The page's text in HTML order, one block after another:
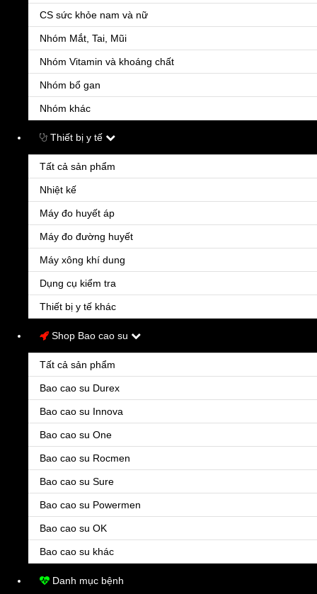
CS sức khỏe nam và nữ
Nhóm Mắt, Tai, Mũi
Nhóm Vitamin và khoáng chất
Nhóm bổ gan
Nhóm khác
Thiết bị y tế
Tất cả sản phẩm
Nhiệt kế
Máy đo huyết áp
Máy đo đường huyết
Máy xông khí dung
Dụng cụ kiểm tra
Thiết bị y tế khác
Shop Bao cao su
Tất cả sản phẩm
Bao cao su Durex
Bao cao su Innova
Bao cao su One
Bao cao su Rocmen
Bao cao su Sure
Bao cao su Powermen
Bao cao su OK
Bao cao su khác
Danh mục bệnh
Đặt hàng - Tư vấn
Nhập thông tin của bạn, Chúng tôi sẽ gọi lại ngay
Số lượng:
Họ tên*
Số điện thoại *
Tỉnh/Thành phố
Quận/Huyện
Địa chỉ chi tiết *
Chọn hình thức thanh toán
Thanh toán khi nhận hàng
Khách hàng sẽ thanh toán tiền mặt khi nhận hàng tại nhà.